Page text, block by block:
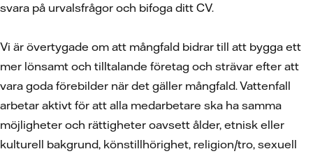
svara på urvalsfrågor och bifoga ditt CV.
Vi är övertygade om att mångfald bidrar till att bygga ett
mer lönsamt och tilltalande företag och strävar efter att
vara goda förebilder när det gäller mångfald. Vattenfall
arbetar aktivt för att alla medarbetare ska ha samma
möjligheter och rättigheter oavsett ålder, etnisk eller
kulturell bakgrund, könstillhörighet, religion/tro, sexuell